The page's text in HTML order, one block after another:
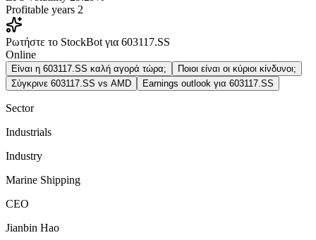
Profitable years 2
Ρωτήστε το StockBot για 603117.SS
Online
Είναι η 603117.SS καλή αγορά τώρα;
Ποιοι είναι οι κύριοι κίνδυνοι;
Σύγκρινε 603117.SS vs AMD
Earnings outlook για 603117.SS
Sector
Industrials
Industry
Marine Shipping
CEO
Jianbin Hao